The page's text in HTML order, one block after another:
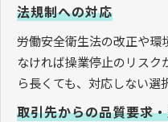
法規制への対応
労働安全衛生法の改正や環
なければ操業停止のリスク
ら長くても、対応しない選
取引先からの品質要求